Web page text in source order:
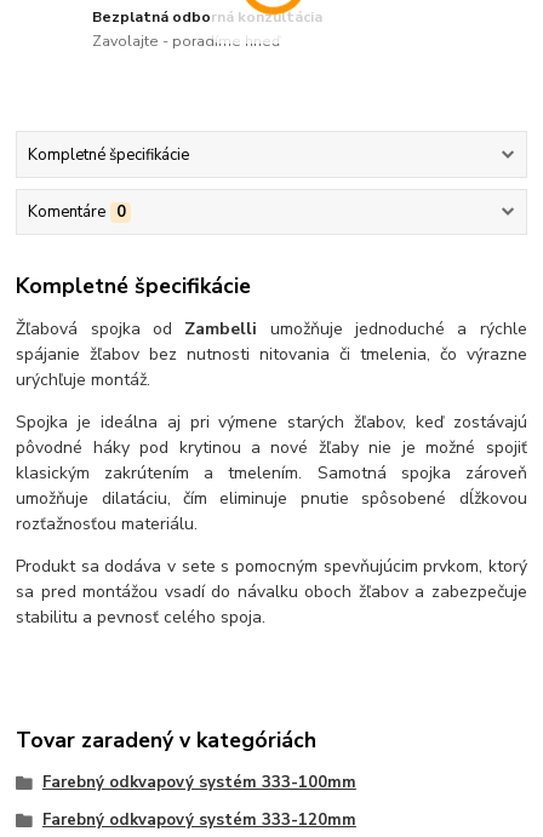
Bezplatná odborná konzultácia
Zavolajte - poradíme hneď
Kompletné špecifikácie
Komentáre 0
Kompletné špecifikácie
Žľabová spojka od Zambelli umožňuje jednoduché a rýchle
spájanie žľabov bez nutnosti nitovania či tmelenia, čo výrazne
urýchľuje montáž.
Spojka je ideálna aj pri výmene starých žľabov, keď zostávajú
pôvodné háky pod krytinou a nové žľaby nie je možné spojiť
klasickým zakrútením a tmelením. Samotná spojka zároveň
umožňuje dilatáciu, čím eliminuje pnutie spôsobené dĺžkovou
rozťažnosťou materiálu.
Produkt sa dodáva v sete s pomocným spevňujúcim prvkom, ktorý
sa pred montážou vsadí do návalku oboch žľabov a zabezpečuje
stabilitu a pevnosť celého spoja.
Tovar zaradený v kategóriách
Farebný odkvapový systém 333-100mm
Farebný odkvapový systém 333-120mm